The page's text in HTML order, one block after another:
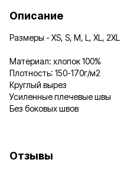
Описание
Размеры - XS, S, M, L, XL, 2XL
Материал: хлопок 100%
Плотность: 150-170г/м2
Круглый вырез
Усиленные плечевые швы
Без боковых швов
Отзывы